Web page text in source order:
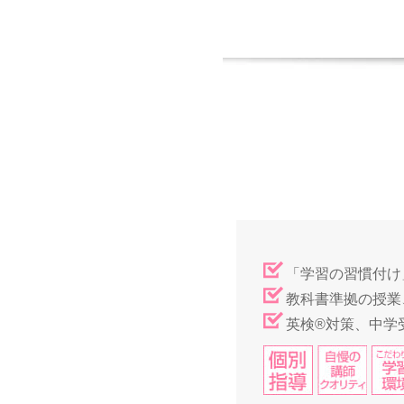
「学習の習慣付
教科書準拠の授
英検®対策、中学